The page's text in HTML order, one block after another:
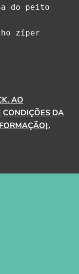
do peito
zíper
AO
CONDIÇÕES DA